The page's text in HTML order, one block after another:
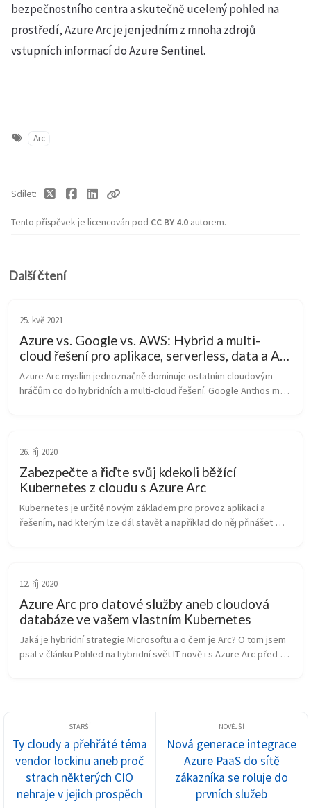
bezpečnostního centra a skutečně ucelený pohled na
prostředí, Azure Arc je jen jedním z mnoha zdrojů
vstupních informací do Azure Sentinel.
Arc
Tento příspěvek je licencován pod CC BY 4.0 autorem.
Sdílet
Další čtení
25. kvě 2021
Azure vs. Google vs. AWS: Hybrid a multi-
cloud řešení pro aplikace, serverless, data a AI -
srovnání Azure Stack, Azure Arc, Google
Anthos, AWS Outpost a Amazon RDS for
Azure Arc myslím jednoznačně dominuje ostatním cloudovým
hráčům co do hybridních a multi-cloud řešení. Google Anthos má
26. říj 2020
Zabezpečte a řiďte svůj kdekoli běžící
Kubernetes z cloudu s Azure Arc
Kubernetes je určitě novým základem pro provoz aplikací a
řešením, nad kterým lze dál stavět a například do něj přinášet
12. říj 2020
Azure Arc pro datové služby aneb cloudová
databáze ve vašem vlastním Kubernetes
Jaká je hybridní strategie Microsoftu a o čem je Arc? O tom jsem
psal v článku Pohled na hybridní svět IT nově i s Azure Arc před
Ty cloudy a přehřáté téma
vendor lockinu aneb proč
strach některých CIO
nehraje v jejich prospěch
Nová generace integrace
Azure PaaS do sítě
zákazníka se roluje do
prvních služeb